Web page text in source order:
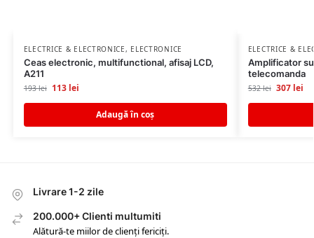
ELECTRICE & ELECTRONICE, ELECTRONICE
Ceas electronic, multifunctional, afisaj LCD,
A211
193lei 113 lei
Adaugă în coș
ELECTRICE &
Amplificator
telecomanda
532lei 307 lei
Livrare 1-2 zile
200.000+ Clienti multumiti
Alătură-te miilor de clienți fericiți.